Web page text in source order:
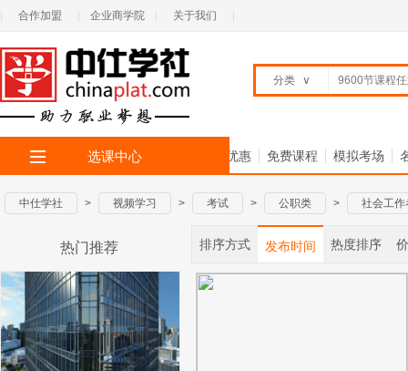
合作加盟 企业商学院 关于我们
分类 ∨
选课中心
首 页 全部专题 限时优惠 免费课程 模拟考场
中仕学社 > 视频学习 > 考试 > 公职类 > 社会工作
热门推荐 排序方式 发布时间 热度排序